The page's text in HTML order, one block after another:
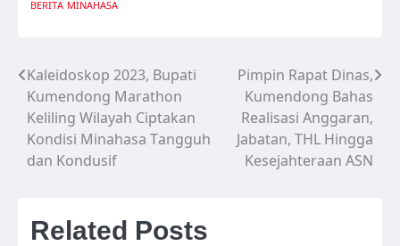
BERITA MINAHASA
Navigasi
pos
Kaleidoskop 2023, Bupati
Kumendong Marathon
Keliling Wilayah Ciptakan
Kondisi Minahasa Tangguh
dan Kondusif
Pimpin Rapat Dinas,
Kumendong Bahas
Realisasi Anggaran,
Jabatan, THL Hingga
Kesejahteraan ASN
Related Posts